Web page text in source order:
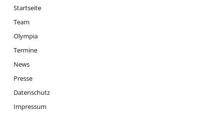
Startseite
Team
Olympia
Termine
News
Presse
Datenschutz
Impressum